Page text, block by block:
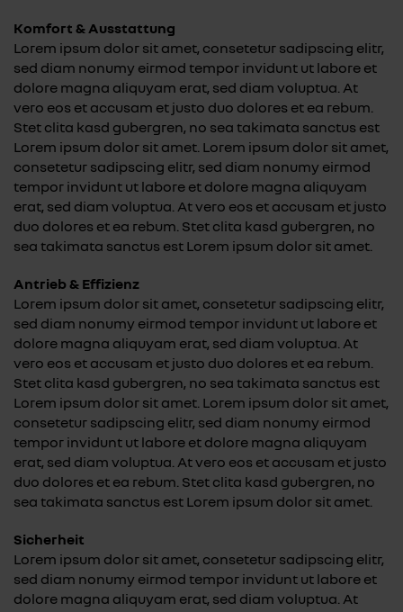
Komfort & Ausstattung
Lorem ipsum dolor sit amet, consetetur sadipscing elitr,
sed diam nonumy eirmod tempor invidunt ut labore et
dolore magna aliquyam erat, sed diam voluptua. At
vero eos et accusam et justo duo dolores et ea rebum.
Stet clita kasd gubergren, no sea takimata sanctus est
Lorem ipsum dolor sit amet. Lorem ipsum dolor sit amet,
consetetur sadipscing elitr, sed diam nonumy eirmod
tempor invidunt ut labore et dolore magna aliquyam
erat, sed diam voluptua. At vero eos et accusam et justo
duo dolores et ea rebum. Stet clita kasd gubergren, no
sea takimata sanctus est Lorem ipsum dolor sit amet.
Antrieb & Effizienz
Lorem ipsum dolor sit amet, consetetur sadipscing elitr,
sed diam nonumy eirmod tempor invidunt ut labore et
dolore magna aliquyam erat, sed diam voluptua. At
vero eos et accusam et justo duo dolores et ea rebum.
Stet clita kasd gubergren, no sea takimata sanctus est
Lorem ipsum dolor sit amet. Lorem ipsum dolor sit amet,
consetetur sadipscing elitr, sed diam nonumy eirmod
tempor invidunt ut labore et dolore magna aliquyam
erat, sed diam voluptua. At vero eos et accusam et justo
duo dolores et ea rebum. Stet clita kasd gubergren, no
sea takimata sanctus est Lorem ipsum dolor sit amet.
Sicherheit
Lorem ipsum dolor sit amet, consetetur sadipscing elitr,
sed diam nonumy eirmod tempor invidunt ut labore et
dolore magna aliquyam erat, sed diam voluptua. At